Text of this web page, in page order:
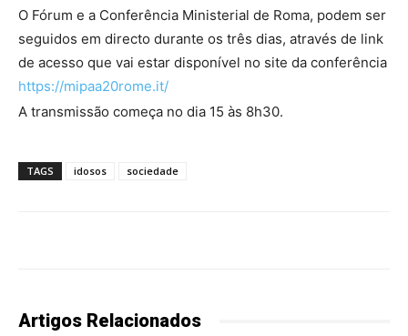
O Fórum e a Conferência Ministerial de Roma, podem ser
seguidos em directo durante os três dias, através de link
de acesso que vai estar disponível no site da conferência
https://mipaa20rome.it/
A transmissão começa no dia 15 às 8h30.
TAGS idosos sociedade
Artigos Relacionados